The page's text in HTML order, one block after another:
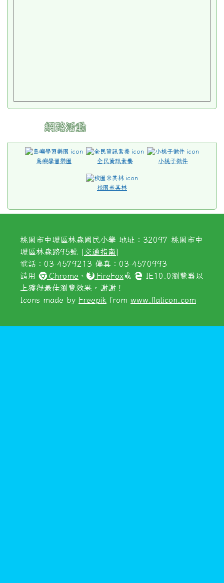
網路活動
島嶼學習樂園 全民資訊素養 小桃子徵件
校園米其林
桃園市中壢區林森國民小學 地址：32097 桃園市中
壢區林森路95號 [交通指南]
電話：03-4579213 傳真：03-4570993
請用
Chrome 、 FireFox或
IE10.0瀏覽器以
上獲得最佳瀏覽效果，謝謝！
Icons made by Freepik from www.flaticon.com